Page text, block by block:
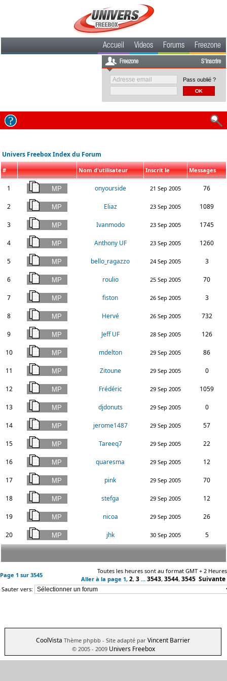
Accueil Videos Forums Freezone
Freezone S'inscrire
Pass oublié ?
Univers Freebox Index du Forum
# Nom d'utilisateur Inscrit le Messages
1 onyourside 21 Sep 2005 76
2 Eliaz 23 Sep 2005 1089
3 Ivanmodo 23 Sep 2005 1745
4 Anthony UF 23 Sep 2005 1260
5 bello_ragazzo 24 Sep 2005 3
6 roulio 25 Sep 2005 70
7 fiston 26 Sep 2005 3
8 Hervé 26 Sep 2005 732
9 Jeff UF 28 Sep 2005 126
10 mdelton 29 Sep 2005 86
11 Zitoune 29 Sep 2005 0
12 Frédéric 29 Sep 2005 1059
13 djdonuts 29 Sep 2005 0
14 jerome1487 29 Sep 2005 57
15 Tareeq7 29 Sep 2005 22
16 quaresma 29 Sep 2005 12
17 pink 29 Sep 2005 70
18 stefga 29 Sep 2005 12
19 nicoa 29 Sep 2005 26
20 jhk 30 Sep 2005 5
Page 1 sur 3545
Toutes les heures sont au format GMT + 2 Heures
Aller à la page 1, 2, 3 ... 3543, 3544, 3545 Suivante
Sauter vers:
CoolVista Thème phpbb - Site adapté par Vincent Barrier
© 2005 - 2009 Univers Freebox